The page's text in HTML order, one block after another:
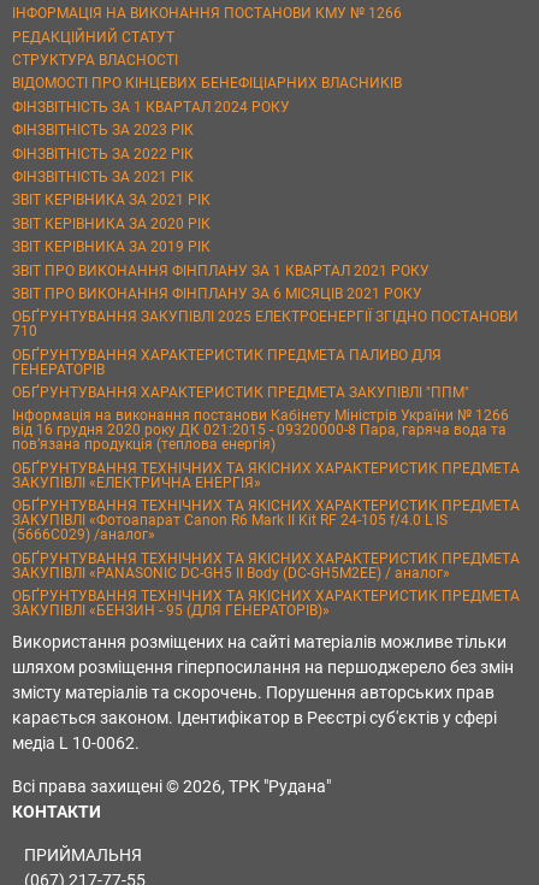
ІНФОРМАЦІЯ НА ВИКОНАННЯ ПОСТАНОВИ КМУ № 1266
РЕДАКЦІЙНИЙ СТАТУТ
СТРУКТУРА ВЛАСНОСТІ
ВІДОМОСТІ ПРО КІНЦЕВИХ БЕНЕФІЦІАРНИХ ВЛАСНИКІВ
ФІНЗВІТНІСТЬ ЗА 1 КВАРТАЛ 2024 РОКУ
ФІНЗВІТНІСТЬ ЗА 2023 РІК
ФІНЗВІТНІСТЬ ЗА 2022 РІК
ФІНЗВІТНІСТЬ ЗА 2021 РІК
ЗВІТ КЕРІВНИКА ЗА 2021 РІК
ЗВІТ КЕРІВНИКА ЗА 2020 РІК
ЗВІТ КЕРІВНИКА ЗА 2019 РІК
ЗВІТ ПРО ВИКОНАННЯ ФІНПЛАНУ ЗА 1 КВАРТАЛ 2021 РОКУ
ЗВІТ ПРО ВИКОНАННЯ ФІНПЛАНУ ЗА 6 МІСЯЦІВ 2021 РОКУ
ОБҐРУНТУВАННЯ ЗАКУПІВЛІ 2025 ЕЛЕКТРОЕНЕРГІЇ ЗГІДНО ПОСТАНОВИ
710
ОБҐРУНТУВАННЯ ХАРАКТЕРИСТИК ПРЕДМЕТА ПАЛИВО ДЛЯ
ГЕНЕРАТОРІВ
ОБҐРУНТУВАННЯ ХАРАКТЕРИСТИК ПРЕДМЕТА ЗАКУПІВЛІ "ППМ"
Інформація на виконання постанови Кабінету Міністрів України № 1266
від 16 грудня 2020 року ДК 021:2015 - 09320000-8 Пара, гаряча вода та
пов’язана продукція (теплова енергія)
ОБҐРУНТУВАННЯ ТЕХНІЧНИХ ТА ЯКІСНИХ ХАРАКТЕРИСТИК ПРЕДМЕТА
ЗАКУПІВЛІ «ЕЛЕКТРИЧНА ЕНЕРГІЯ»
ОБҐРУНТУВАННЯ ТЕХНІЧНИХ ТА ЯКІСНИХ ХАРАКТЕРИСТИК ПРЕДМЕТА
ЗАКУПІВЛІ «Фотоапарат Canon R6 Mark II Kit RF 24-105 f/4.0 L IS
(5666C029) /аналог»
ОБҐРУНТУВАННЯ ТЕХНІЧНИХ ТА ЯКІСНИХ ХАРАКТЕРИСТИК ПРЕДМЕТА
ЗАКУПІВЛІ «PANASONIC DC-GH5 II Body (DC-GH5M2EE) / аналог»
ОБҐРУНТУВАННЯ ТЕХНІЧНИХ ТА ЯКІСНИХ ХАРАКТЕРИСТИК ПРЕДМЕТА
ЗАКУПІВЛІ «БЕНЗИН - 95 (ДЛЯ ГЕНЕРАТОРІВ)»
Використання розміщених на сайті матеріалів можливе тільки
шляхом розміщення гіперпосилання на першоджерело без змін
змісту матеріалів та скорочень. Порушення авторських прав
карається законом. Ідентифікатор в Реєстрі суб'єктів у сфері
медіа L 10-0062.
Всі права захищені © 2026, ТРК "Рудана"
КОНТАКТИ
ПРИЙМАЛЬНЯ
(067) 217-77-55